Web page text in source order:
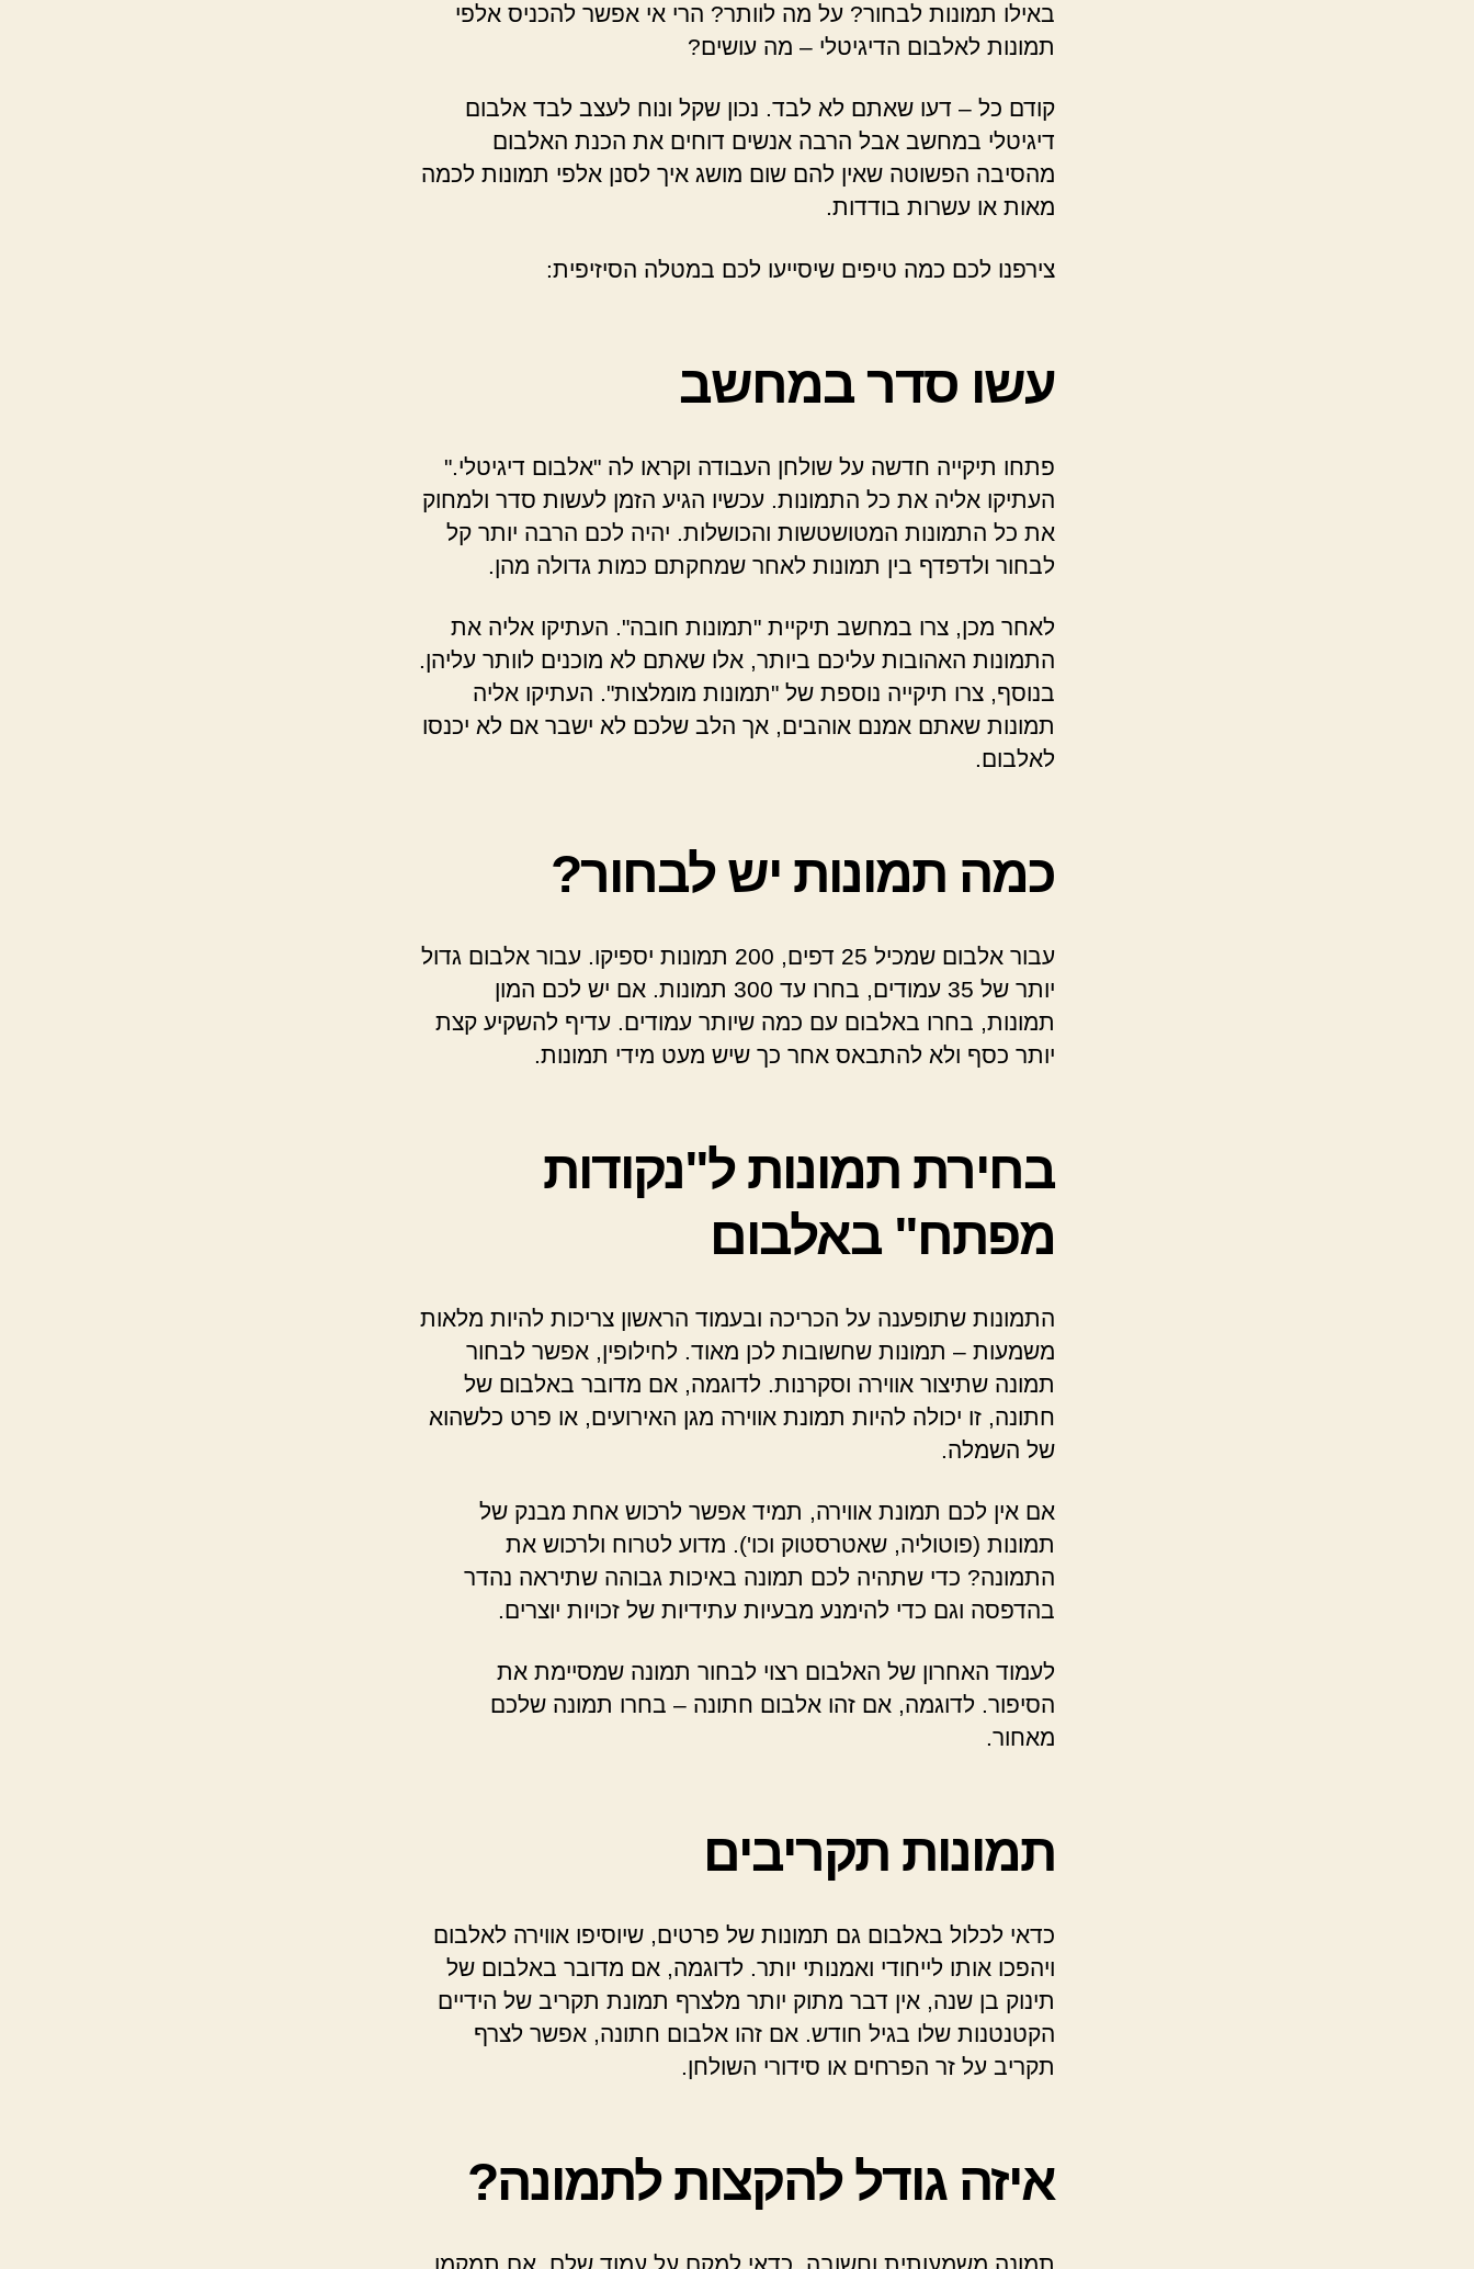
באילו תמונות לבחור? על מה לוותר? הרי אי אפשר להכניס אלפי
תמונות לאלבום הדיגיטלי – מה עושים?
קודם כל – דעו שאתם לא לבד. נכון שקל ונוח לעצב לבד אלבום
דיגיטלי במחשב אבל הרבה אנשים דוחים את הכנת האלבום
מהסיבה הפשוטה שאין להם שום מושג איך לסנן אלפי תמונות לכמה
מאות או עשרות בודדות.
צירפנו לכם כמה טיפים שיסייעו לכם במטלה הסיזיפית:
עשו סדר במחשב
פתחו תיקייה חדשה על שולחן העבודה וקראו לה "אלבום דיגיטלי."
העתיקו אליה את כל התמונות. עכשיו הגיע הזמן לעשות סדר ולמחוק
את כל התמונות המטושטשות והכושלות. יהיה לכם הרבה יותר קל
לבחור ולדפדף בין תמונות לאחר שמחקתם כמות גדולה מהן.
לאחר מכן, צרו במחשב תיקיית "תמונות חובה". העתיקו אליה את
התמונות האהובות עליכם ביותר, אלו שאתם לא מוכנים לוותר עליהן.
בנוסף, צרו תיקייה נוספת של "תמונות מומלצות". העתיקו אליה
תמונות שאתם אמנם אוהבים, אך הלב שלכם לא ישבר אם לא יכנסו
לאלבום.
כמה תמונות יש לבחור?
עבור אלבום שמכיל 25 דפים, 200 תמונות יספיקו. עבור אלבום גדול
יותר של 35 עמודים, בחרו עד 300 תמונות. אם יש לכם המון
תמונות, בחרו באלבום עם כמה שיותר עמודים. עדיף להשקיע קצת
יותר כסף ולא להתבאס אחר כך שיש מעט מידי תמונות.
בחירת תמונות ל"נקודות
מפתח" באלבום
התמונות שתופענה על הכריכה ובעמוד הראשון צריכות להיות מלאות
משמעות – תמונות שחשובות לכן מאוד. לחילופין, אפשר לבחור
תמונה שתיצור אווירה וסקרנות. לדוגמה, אם מדובר באלבום של
חתונה, זו יכולה להיות תמונת אווירה מגן האירועים, או פרט כלשהוא
של השמלה.
אם אין לכם תמונת אווירה, תמיד אפשר לרכוש אחת מבנק של
תמונות (פוטוליה, שאטרסטוק וכו'). מדוע לטרוח ולרכוש את
התמונה? כדי שתהיה לכם תמונה באיכות גבוהה שתיראה נהדר
בהדפסה וגם כדי להימנע מבעיות עתידיות של זכויות יוצרים.
לעמוד האחרון של האלבום רצוי לבחור תמונה שמסיימת את
הסיפור. לדוגמה, אם זהו אלבום חתונה – בחרו תמונה שלכם
מאחור.
תמונות תקריבים
כדאי לכלול באלבום גם תמונות של פרטים, שיוסיפו אווירה לאלבום
ויהפכו אותו לייחודי ואמנותי יותר. לדוגמה, אם מדובר באלבום של
תינוק בן שנה, אין דבר מתוק יותר מלצרף תמונת תקריב של הידיים
הקטנטנות שלו בגיל חודש. אם זהו אלבום חתונה, אפשר לצרף
תקריב על זר הפרחים או סידורי השולחן.
איזה גודל להקצות לתמונה?